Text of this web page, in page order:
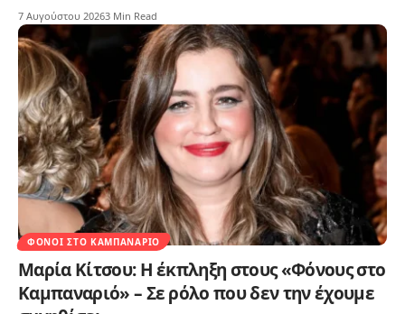
7 Αυγούστου 20263 Min Read
ΦΌΝΟΙ ΣΤΟ ΚΑΜΠΑΝΑΡΙΌ
Μαρία Κίτσου: Η έκπληξη στους «Φόνους στο
Καμπαναριό» – Σε ρόλο που δεν την έχουμε